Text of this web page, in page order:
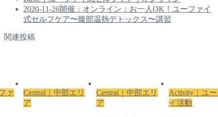
2020-11-26開催：オンライン：お一人OK！ユーファイ
式セルフケア〜腹部温熱デトックス〜講習
関連投稿
ァ
Central｜中部エリ
ア
Central｜中部エリ
ア
Activity｜ユ
イ活動